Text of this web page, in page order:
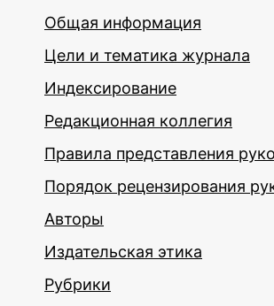
Общая информация
Цели и тематика журнала
Индексирование
Редакционная коллегия
Правила представления
Порядок рецензирования
Авторы
Издательская этика
Рубрики